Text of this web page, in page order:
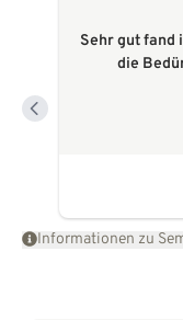
Sehr gut fand
die
Informationen zu